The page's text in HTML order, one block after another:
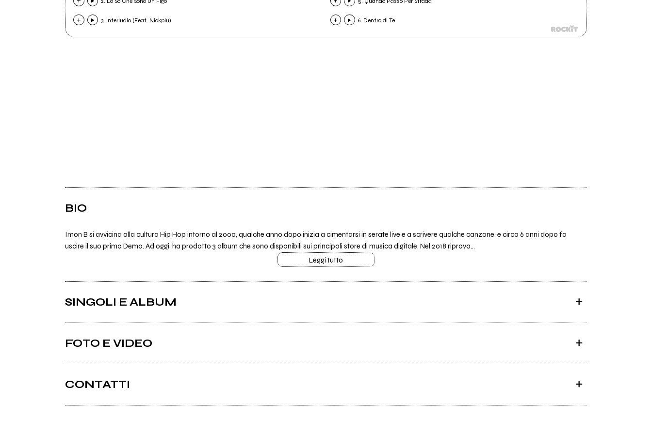
3. Interludio (Feat. Nickpiu) 6. Dentro di Te
BIO
Imon B si avvicina alla cultura Hip Hop intorno al 2000, qualche anno dopo inizia a cimentarsi in serate live e a scrivere qualche canzone, e circa 6 anni dopo fa
uscire il suo primo Demo. Ad oggi, ha prodotto 3 album che sono disponibili sui principali store di musica digitale. Nel 2018 riprova...
Leggi tutto
SINGOLI E ALBUM
FOTO E VIDEO
CONTATTI